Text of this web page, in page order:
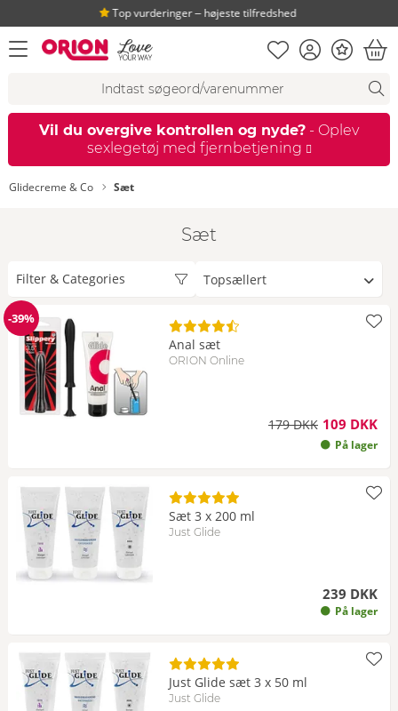
Top vurderinger ‒ højeste tilfredshed
åbn menu Huskeseddel
Kundekonto
Bonus
Vil du overgive kontrollen og nyde? - Oplev
sexlegetøj med fjernbetjening
Glidecreme & Co Sæt
Sæt
Filter & Categories
efter
Rabat
-39%
Anal sæt
ORION Online
179 DKK 109 DKK
På lager
Sæt 3 x 200 ml
Just Glide
239 DKK
På lager
Just Glide sæt 3 x 50 ml
Just Glide